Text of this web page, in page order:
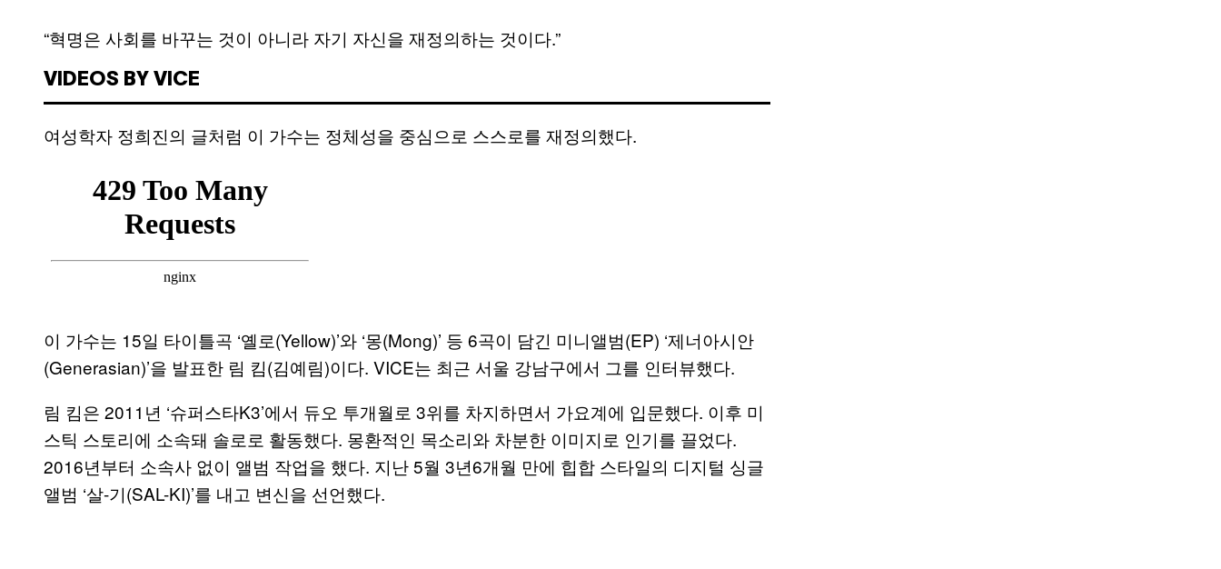
“혁명은 사회를 바꾸는 것이 아니라 자기 자신을 재정의하는 것이다.”
VIDEOS BY VICE
여성학자 정희진의 글처럼 이 가수는 정체성을 중심으로 스스로를 재정의했다.
이 가수는 15일 타이틀곡 ‘옐로(Yellow)’와 ‘몽(Mong)’ 등 6곡이 담긴 미니앨범(EP) ‘제너아시안
(Generasian)’을 발표한 림 킴(김예림)이다. VICE는 최근 서울 강남구에서 그를 인터뷰했다.
림 킴은 2011년 ‘슈퍼스타K3’에서 듀오 투개월로 3위를 차지하면서 가요계에 입문했다. 이후 미
스틱 스토리에 소속돼 솔로로 활동했다. 몽환적인 목소리와 차분한 이미지로 인기를 끌었다.
2016년부터 소속사 없이 앨범 작업을 했다. 지난 5월 3년6개월 만에 힙합 스타일의 디지털 싱글
앨범 ‘살-기(SAL-KI)’를 내고 변신을 선언했다.